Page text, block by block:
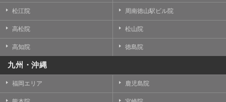
松江院 周南徳山駅ビル院
高松院 松山院
高知院 徳島院
九州・沖縄
福岡エリア 鹿児島院